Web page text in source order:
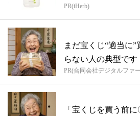
PR(iHerb)
まだ宝くじ“適当に
らない人の典型です
PR(合同会社デジタルファ
「宝くじを買う前